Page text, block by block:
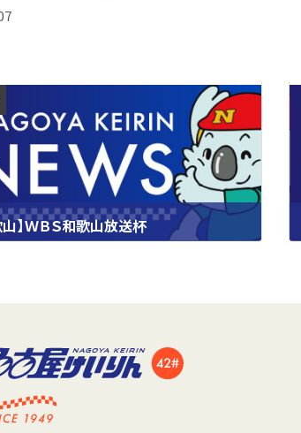
山】ＷＢＳ和歌山放送杯